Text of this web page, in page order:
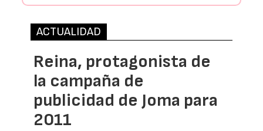
ACTUALIDAD
Reina, protagonista de
la campaña de
publicidad de Joma para
2011